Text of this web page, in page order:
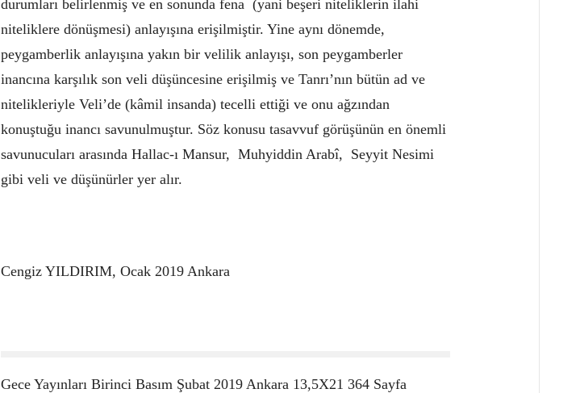
durumları belirlenmiş ve en sonunda fena (yani beşeri niteliklerin ilahi
niteliklere dönüşmesi) anlayışına erişilmiştir. Yine aynı dönemde,
peygamberlik anlayışına yakın bir velilik anlayışı, son peygamberler
inancına karşılık son veli düşüncesine erişilmiş ve Tanrı’nın bütün ad ve
nitelikleriyle Veli’de (kâmil insanda) tecelli ettiği ve onu ağzından
konuştuğu inancı savunulmuştur. Söz konusu tasavvuf görüşünün en önemli
savunucuları arasında Hallac-ı Mansur, Muhyiddin Arabî, Seyyit Nesimi
gibi veli ve düşünürler yer alır.
Cengiz YILDIRIM, Ocak 2019 Ankara
Gece Yayınları Birinci Basım Şubat 2019 Ankara 13,5X21 364 Sayfa